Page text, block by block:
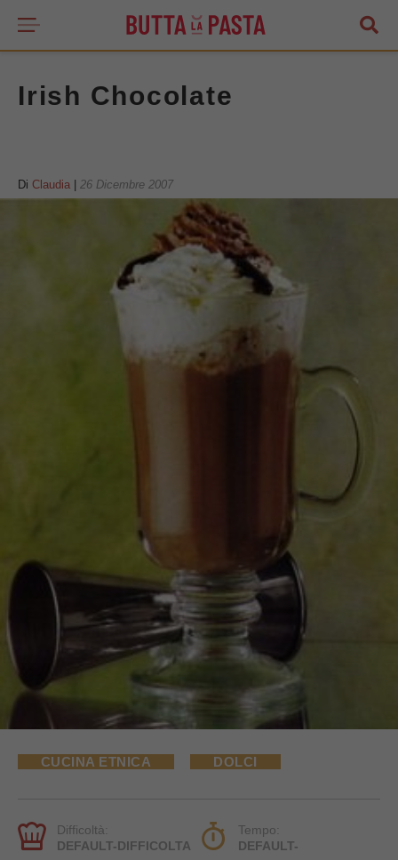
Irish Chocolate
Di Claudia 26 Dicembre 2007
CUCINA ETNICA DOLCI
Difficoltà:
DEFAULT-DIFFICOLTA
Tempo:
DEFAULT-